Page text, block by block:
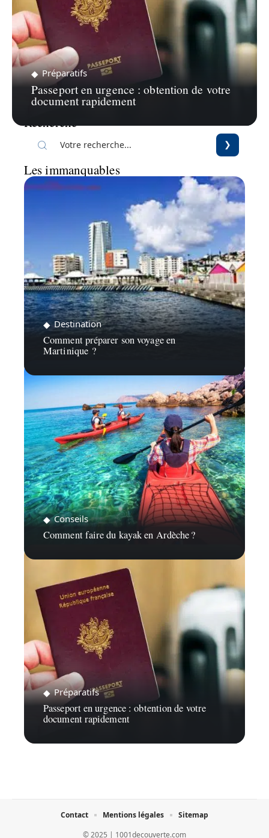
Préparatifs
Passeport en urgence : obtention de votre
document rapidement
Recherche
Les immanquables
Destination
Comment préparer son voyage en
Martinique ?
Conseils
Comment faire du kayak en Ardèche ?
Préparatifs
Passeport en urgence : obtention de votre
document rapidement
© 2025 | 1001decouverte.com
Contact Mentions légales Sitemap